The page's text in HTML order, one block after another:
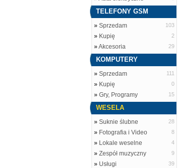
TELEFONY GSM
» Sprzedam 103
» Kupię 2
»Akcesoria 29
KOMPUTERY
» Sprzedam 111
» Kupię 0
» Gry, Programy 15
WESELA
» Suknie ślubne 28
» Fotografia i Video 8
» Lokale weselne 4
» Zespół muzyczny 9
» Usługi 39